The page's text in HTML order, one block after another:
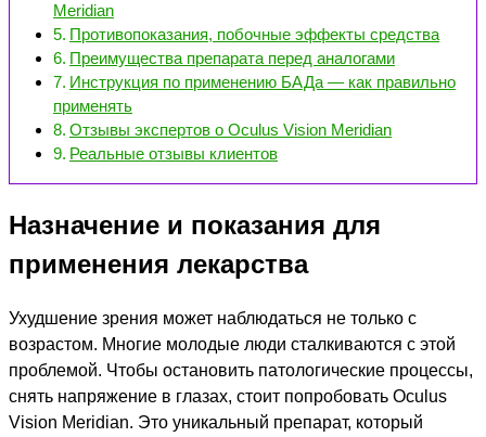
Meridian
Противопоказания, побочные эффекты средства
Преимущества препарата перед аналогами
Инструкция по применению БАДа — как правильно
применять
Отзывы экспертов о Oculus Vision Meridian
Реальные отзывы клиентов
Назначение и показания для
применения лекарства
Ухудшение зрения может наблюдаться не только с
возрастом. Многие молодые люди сталкиваются с этой
проблемой. Чтобы остановить патологические процессы,
снять напряжение в глазах, стоит попробовать Oculus
Vision Meridian. Это уникальный препарат, который